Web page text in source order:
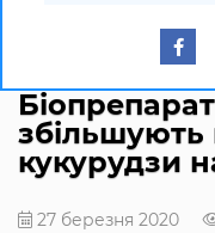
збільшують
кукурудзи
27 березня 2020